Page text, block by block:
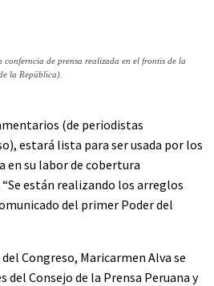
conferncia de prensa realizada en el frontis de la
la República).
(de periodistas
estará lista para ser usada por los
en su labor de cobertura
están realizando los arreglos
del primer Poder del
Congreso, Maricarmen Alva se
Consejo de la Prensa Peruana y